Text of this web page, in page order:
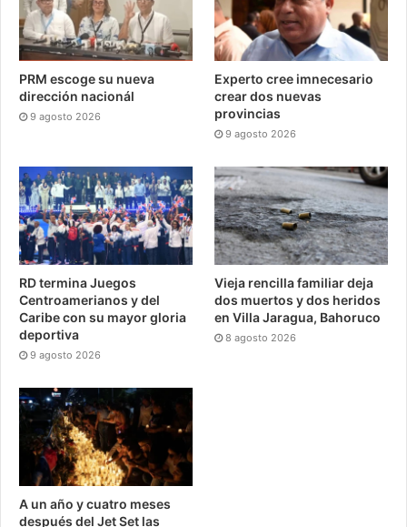
PRM escoge su nueva
dirección nacionál
9 agosto 2026
Experto cree imnecesario
crear dos nuevas
provincias
9 agosto 2026
RD termina Juegos
Centroamerianos y del
Caribe con su mayor gloria
deportiva
9 agosto 2026
Vieja rencilla familiar deja
dos muertos y dos heridos
en Villa Jaragua, Bahoruco
8 agosto 2026
A un año y cuatro meses
después del Jet Set las